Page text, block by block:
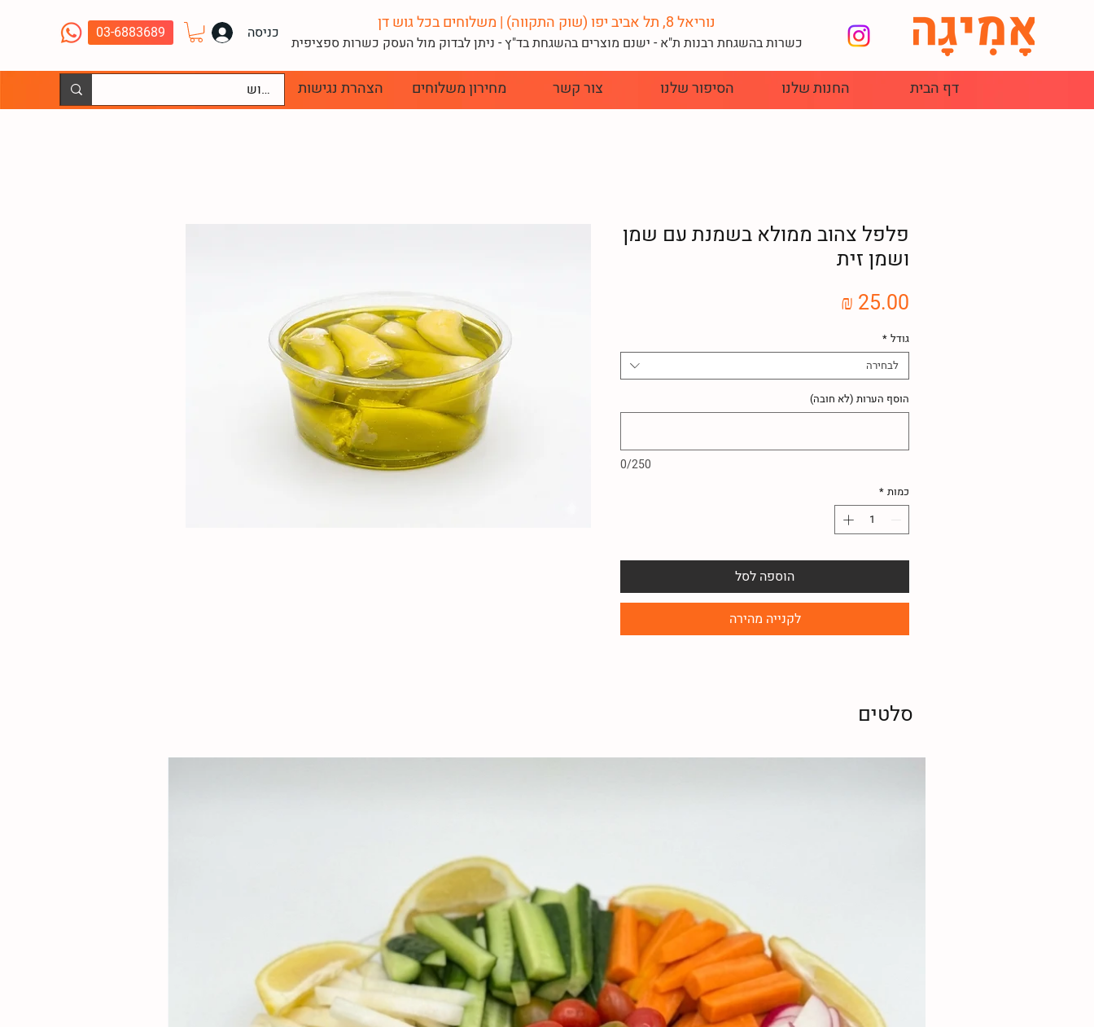
03-6883689 כניסה נוריאל 8, תל אביב יפו (שוק התקווה) | משלוחים בכל גוש דן
כשרות בהשגחת רבנות ת"א - ישנם מוצרים בהשגחת בד"ץ - ניתן לבדוק מול העסק כשרות ספציפית
דף הבית החנות שלנו הסיפור שלנו צור קשר מחירון משלוחים הצהרת נגישות
פלפל צהוב ממולא בשמנת עם שמן
ושמן זית
גודל *
לבחירה
הוסף הערות (לא חובה)
0/250
כמות *
הוספה לסל
לקנייה מהירה
סלטים